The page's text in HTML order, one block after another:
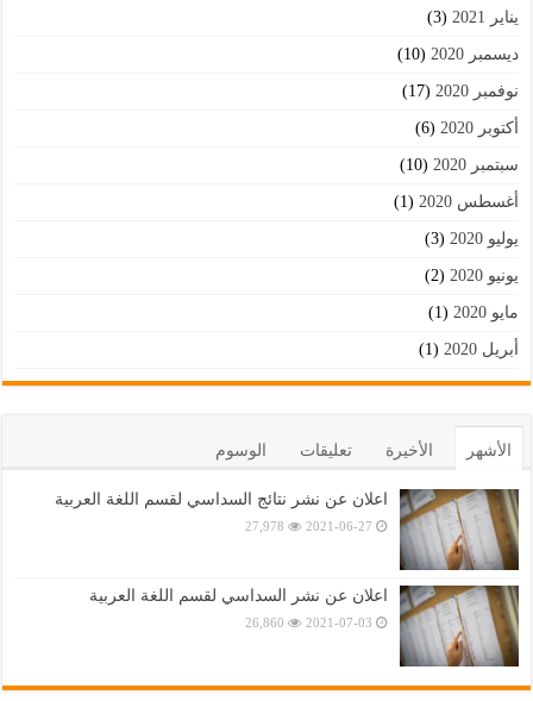
يناير 2021 (3)
ديسمبر 2020 (10)
نوفمبر 2020 (17)
أكتوبر 2020 (6)
سبتمبر 2020 (10)
أغسطس 2020 (1)
يوليو 2020 (3)
يونيو 2020 (2)
مايو 2020 (1)
أبريل 2020 (1)
الأشهر الأخيرة تعليقات الوسوم
اعلان عن نشر نتائج السداسي لقسم اللغة العربية
2021-06-27
27,978
اعلان عن نشر السداسي لقسم اللغة العربية
2021-07-03
26,860